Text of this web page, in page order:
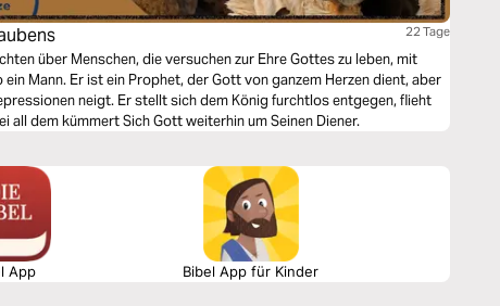
22 Tage
über Menschen, die versuchen zur Ehre Gottes zu leben, mit
ein Mann. Er ist ein Prophet, der Gott von ganzem Herzen dient, aber
neigt. Er stellt sich dem König furchtlos entgegen, flieht
all dem kümmert Sich Gott weiterhin um Seinen Diener.
App Bibel App für Kinder